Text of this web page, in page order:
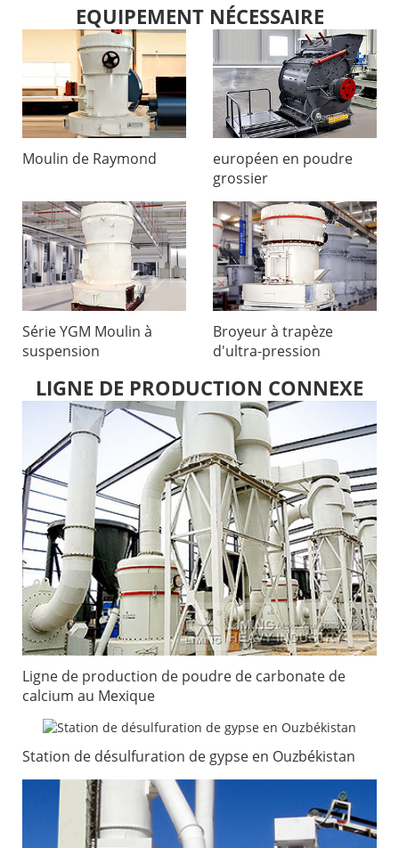
EQUIPEMENT NÉCESSAIRE
Moulin de Raymond
européen en poudre
grossier
Série YGM Moulin à
suspension
Broyeur à trapèze
d'ultra-pression
LIGNE DE PRODUCTION CONNEXE
Ligne de production de poudre de carbonate de
calcium au Mexique
Station de désulfuration de gypse en Ouzbékistan